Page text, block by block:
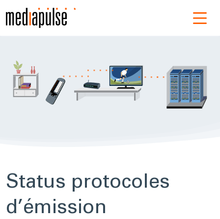
Status protocoles
d’émission